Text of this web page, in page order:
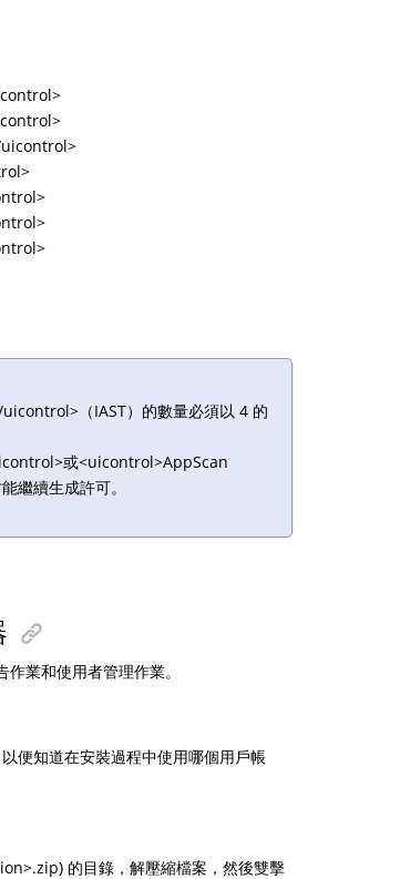
（IAST）的數量必須以 4 的
或<uicontrol>AppScan
繼續生成許可。
業和使用者管理作業。
便知道在安裝過程中使用哪個用戶帳
的目錄，解壓縮檔案，然後雙擊